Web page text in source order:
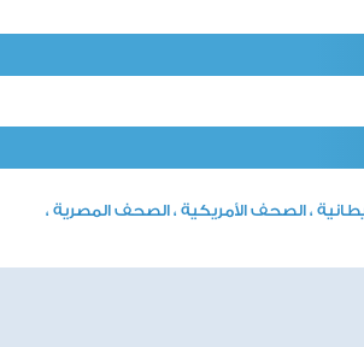
، الصحف الأمريكية ، الصحف المصرية ،